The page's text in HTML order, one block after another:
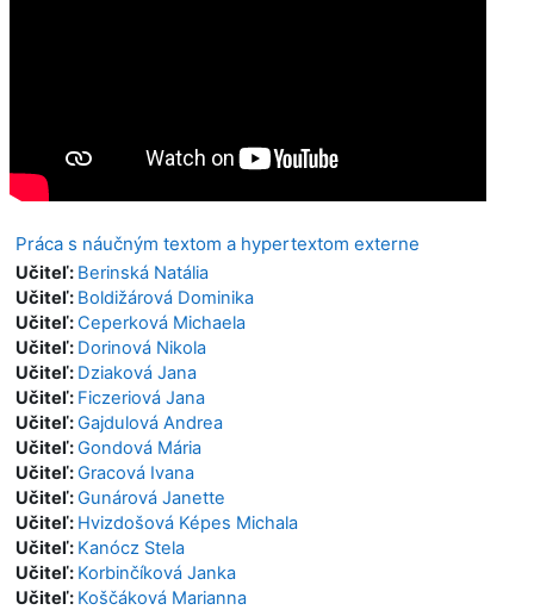
Práca s náučným textom a hypertextom externe
Učiteľ: Berinská Natália
Učiteľ: Boldižárová Dominika
Učiteľ:Ceperková Michaela
Učiteľ: Dorinová Nikola
Učiteľ: Dziaková Jana
Učiteľ: Ficzeriová Jana
Učiteľ:Gajdulová Andrea
Učiteľ:Gondová Mária
Učiteľ:Gracová Ivana
Učiteľ:Gunárová Janette
Učiteľ: Hvizdošová Képes Michala
Učiteľ: Kanócz Stela
Učiteľ: Korbinčíková Janka
Učiteľ: Koščáková Marianna